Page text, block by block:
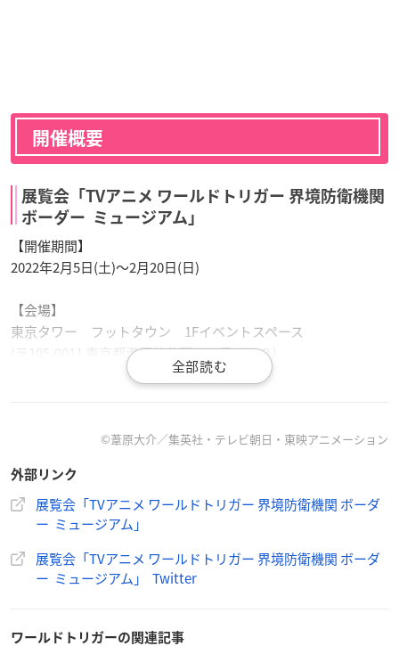
開催概要
展覧会「TVアニメ ワールドトリガー 界境防衛機関
ボーダー ミュージアム」
【開催期間】
2022年2月5日(土)～2月20日(日)
【会場】
東京タワー フットタウン 1Fイベントスペース
(〒105-0011 東京都港区芝公園４丁目２−８)
東映アニメーション株式会社 株式会社ムービック
※最終入場は閉場の30分前迄。
※最終日2月20日(日)は18時閉場。
※状況により営業時間は変更になる場合がございます。
※新型コロナウイルスの感染拡大により、急遽中止となる場合
運営状況については即時イベント公式HP及び公式Twitterでご
©︎葦原大介／集英社・テレビ朝日・東映アニメーション
外部リンク
展覧会「TVアニメ ワールドトリガー 界境防衛機関 ボーダ
ー ミュージアム」
展覧会「TVアニメ ワールドトリガー 界境防衛機関 ボーダ
ー ミュージアム」 Twitter
ワールドトリガーの関連記事